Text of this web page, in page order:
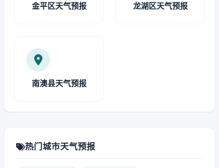
金平区天气预报 龙湖区天气预报
南澳县天气预报
热门城市天气预报